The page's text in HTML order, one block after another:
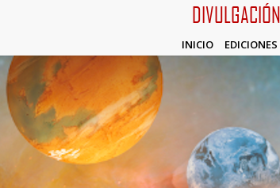
DIVULGACIÓN
INICIO EDICIONES